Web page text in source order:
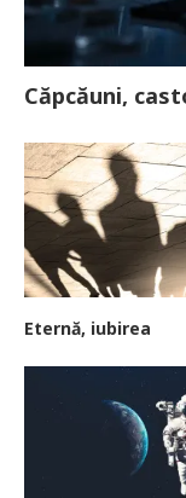
Căpcăuni,
Eternă, iubirea